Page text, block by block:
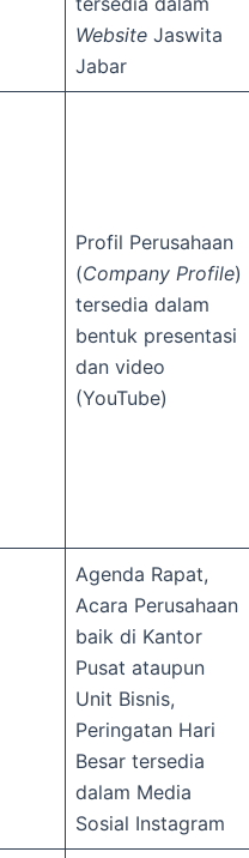
Website Jaswita
Jabar
Profil Perusahaan
(Company Profile)
tersedia dalam
bentuk presentasi
dan video
(YouTube)
Agenda Rapat,
Acara Perusahaan
baik di Kantor
Pusat ataupun
Unit Bisnis,
Peringatan Hari
Besar tersedia
dalam Media
Sosial Instagram